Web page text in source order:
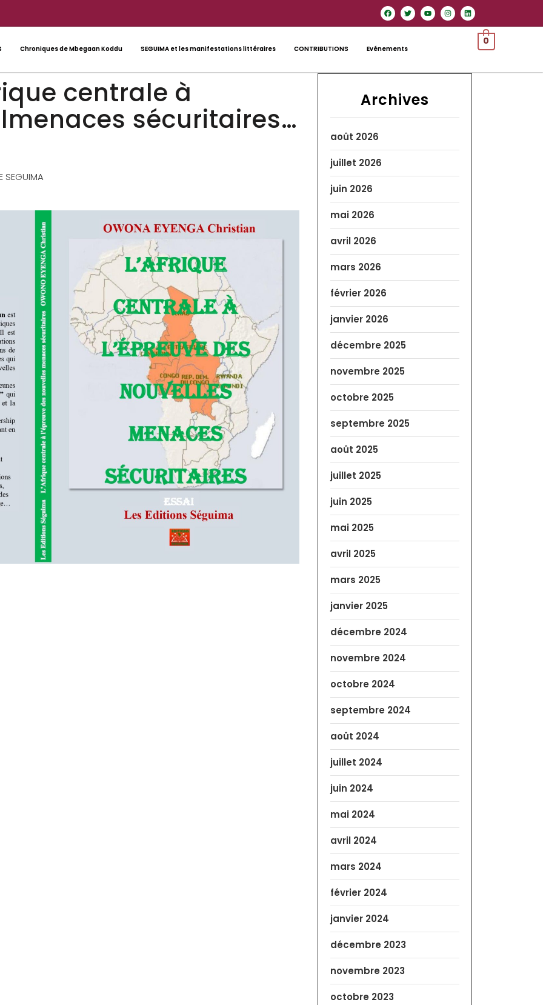
Chroniques de Mbegaan Koddu SEGUIMA et les manifestations littéraires CONTRIBUTIONS Evénements
0
centrale à
sécuritaires…
SEGUIMA
Archives
août 2026
juillet 2026
juin 2026
mai 2026
avril 2026
mars 2026
février 2026
janvier 2026
décembre 2025
novembre 2025
octobre 2025
septembre 2025
août 2025
juillet 2025
juin 2025
mai 2025
avril 2025
mars 2025
janvier 2025
décembre 2024
novembre 2024
octobre 2024
septembre 2024
août 2024
juillet 2024
juin 2024
mai 2024
avril 2024
mars 2024
février 2024
janvier 2024
décembre 2023
novembre 2023
octobre 2023